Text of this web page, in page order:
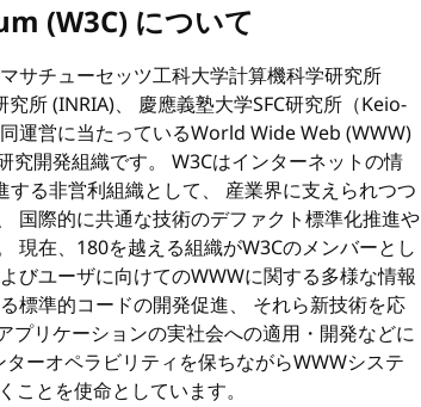
(W3C) について
サチューセッツ工科大学計算機科学研究所
究所 (INRIA)、 慶應義塾大学SFC研究所（Keio-
運営に当たっているWorld Wide Web (WWW)
開発組織です。 W3Cはインターネットの情
する非営利組織として、 産業界に支えられつつ
国際的に共通な技術のデファクト標準化推進や
現在、180を越える組織がW3Cのメンバーとし
びユーザに向けてのWWWに関する多様な情報
標準的コードの開発促進、 それら新技術を応
リケーションの実社会への適用・開発などに
ーオペラビリティを保ちながらWWWシステ
とを使命としています。